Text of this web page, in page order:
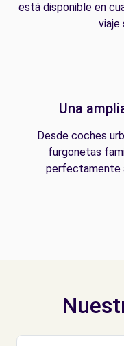
está disponible en
viaje
Una
Desde coches
furgonetas
perfectamente